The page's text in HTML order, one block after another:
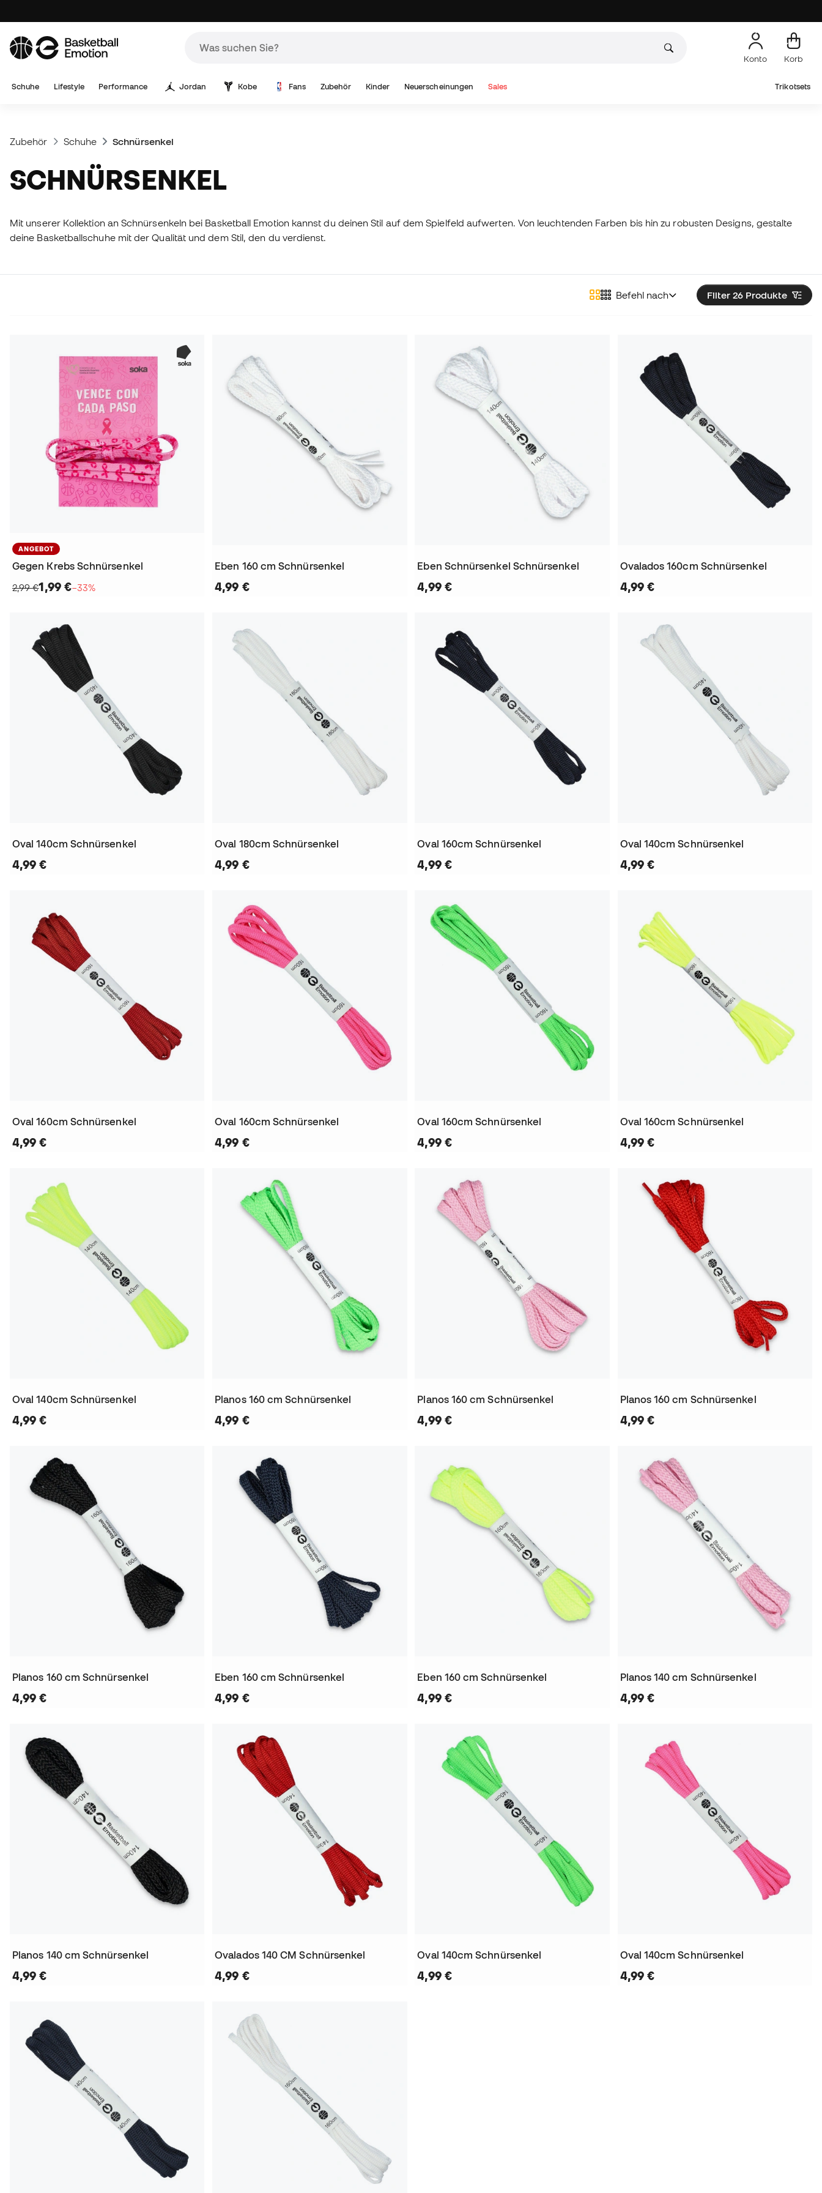
Konto Korb
Schuhe Lifestyle Performance Jordan Kobe Fans Zubehör Kinder Neuerscheinungen Sales Trikotsets
Zubehör Schuhe Schnürsenkel
SCHNÜRSENKEL
Mit unserer Kollektion an Schnürsenkeln bei Basketball Emotion kannst du deinen Stil auf dem Spielfeld aufwerten. Von leuchtenden Farben bis hin zu robusten Designs, gestalte
deine Basketballschuhe mit der Qualität und dem Stil, den du verdienst.
Filter 26 Produkte
Befehl nach
ANGEBOT
Gegen Krebs Schnürsenkel
2,99 €1,99 €−33%
Eben 160 cm Schnürsenkel
4,99 €
Eben Schnürsenkel Schnürsenkel
4,99 €
Ovalados 160cm Schnürsenkel
4,99 €
Oval 140cm Schnürsenkel
4,99 €
Oval 180cm Schnürsenkel
4,99 €
Oval 160cm Schnürsenkel
4,99 €
Oval 140cm Schnürsenkel
4,99 €
Oval 160cm Schnürsenkel
4,99 €
Oval 160cm Schnürsenkel
4,99 €
Oval 160cm Schnürsenkel
4,99 €
Oval 160cm Schnürsenkel
4,99 €
Oval 140cm Schnürsenkel
4,99 €
Planos 160 cm Schnürsenkel
4,99 €
Planos 160 cm Schnürsenkel
4,99 €
Planos 160 cm Schnürsenkel
4,99 €
Planos 160 cm Schnürsenkel
4,99 €
Eben 160 cm Schnürsenkel
4,99 €
Eben 160 cm Schnürsenkel
4,99 €
Planos 140 cm Schnürsenkel
4,99 €
Planos 140 cm Schnürsenkel
4,99 €
Ovalados 140 CM Schnürsenkel
4,99 €
Oval 140cm Schnürsenkel
4,99 €
Oval 140cm Schnürsenkel
4,99 €